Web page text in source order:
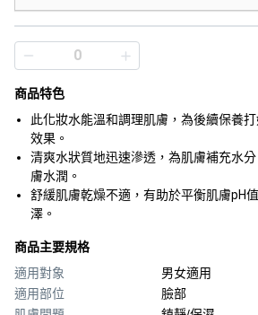
商品特色
此化妝水能溫和調理肌膚，為後續保養
效果。
清爽水狀質地迅速滲透，為肌膚補充水
膚水潤。
舒緩肌膚乾燥不適，有助於平衡肌膚pH
澤。
商品主要規格
適用對象
男女適用
適用部位
臉部